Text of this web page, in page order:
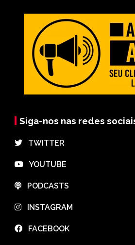
Siga-nos nas redes
⠀TWITTER
⠀YOUTUBE
⠀PODCASTS
⠀INSTAGRAM
⠀FACEBOOK